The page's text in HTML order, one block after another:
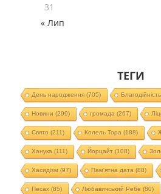
31
« Лип
ТЕГИ
День народження(705) Благодійність
Новини (299) громада (267)
Свято (211) Колель Тора (188)
Ханука (111) Йорцайт (108)
Хасидізм (97) Пам'ятна дата (88)
Песах(85) Любавичський Ребе (80)